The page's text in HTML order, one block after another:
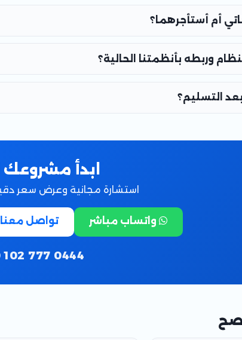
أم أستأجرهما؟
وربطه بأنظمتنا الحالية؟
التسليم؟
ابدأ مشروعك
استشارة مجانية وعرض سعر دقيق
واتساب مباشر تواصل معنا
102 777 0444
صح